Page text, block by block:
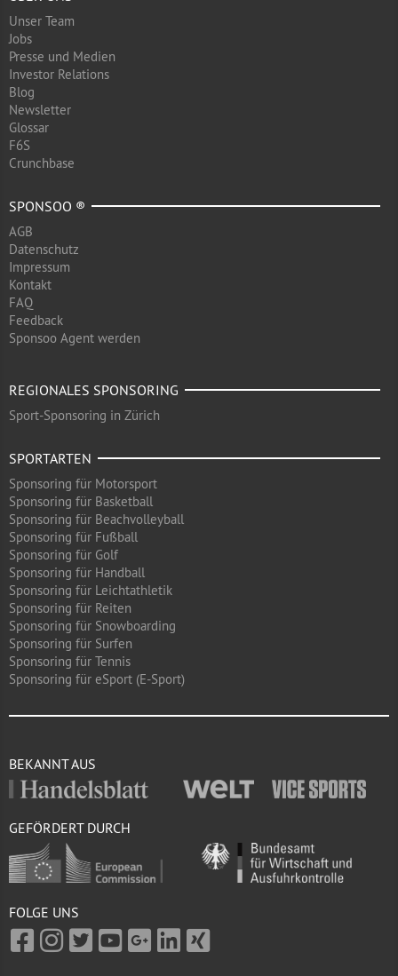
Unser Team
Jobs
Presse und Medien
Investor Relations
Blog
Newsletter
Glossar
F6S
Crunchbase
SPONSOO ®
AGB
Datenschutz
Impressum
Kontakt
FAQ
Feedback
Sponsoo Agent werden
REGIONALES SPONSORING
Sport-Sponsoring in Zürich
SPORTARTEN
Sponsoring für Motorsport
Sponsoring für Basketball
Sponsoring für Beachvolleyball
Sponsoring für Fußball
Sponsoring für Golf
Sponsoring für Handball
Sponsoring für Leichtathletik
Sponsoring für Reiten
Sponsoring für Snowboarding
Sponsoring für Surfen
Sponsoring für Tennis
Sponsoring für eSport (E-Sport)
BEKANNT AUS
GEFÖRDERT DURCH
FOLGE UNS